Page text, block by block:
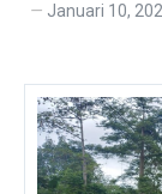
Januari 10,